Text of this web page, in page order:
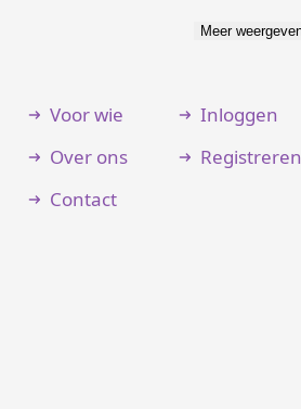
Meer
Voor wie
Over ons
Contact
Inloggen
Registreren